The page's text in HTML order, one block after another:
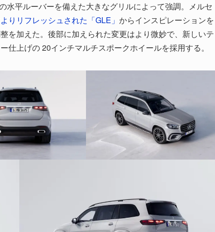
水平ルーバーを備えた大きなグリルによって強調。メルセ
りリフレッシュされた「GLE」 からインスピレーションを
を加えた。後部に加えられた変更はより微妙で、新しいテ
上げの 20インチマルチスポークホイールを採用する。